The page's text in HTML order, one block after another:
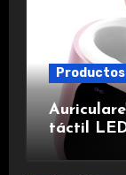
Productos
táctil
de ruido,
duración.